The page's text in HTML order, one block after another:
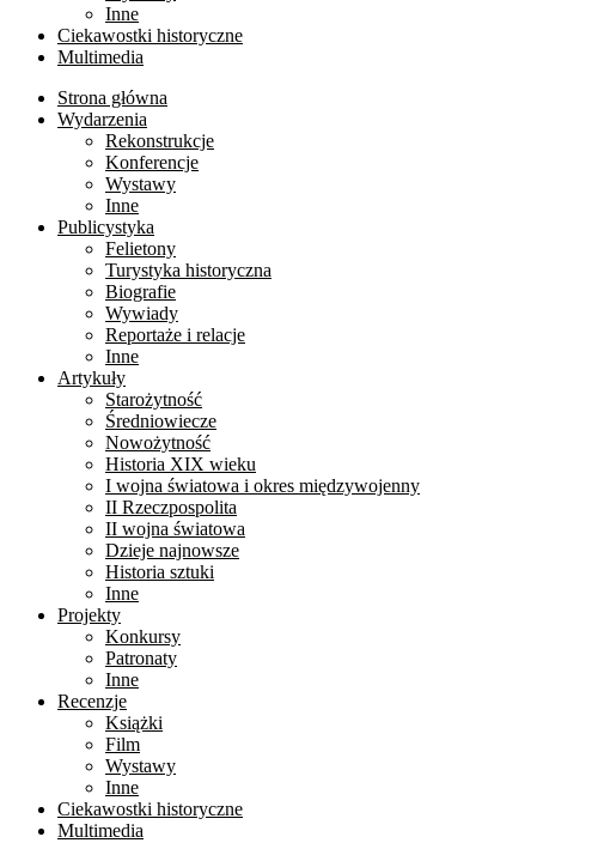
Inne
Ciekawostki historyczne
Multimedia
Strona główna
Wydarzenia
Rekonstrukcje
Konferencje
Wystawy
Inne
Publicystyka
Felietony
Turystyka historyczna
Biografie
Wywiady
Reportaże i relacje
Inne
Artykuły
Starożytność
Średniowiecze
Nowożytność
Historia XIX wieku
I wojna światowa i okres międzywojenny
II Rzeczpospolita
II wojna światowa
Dzieje najnowsze
Historia sztuki
Inne
Projekty
Konkursy
Patronaty
Inne
Recenzje
Książki
Film
Wystawy
Inne
Ciekawostki historyczne
Multimedia